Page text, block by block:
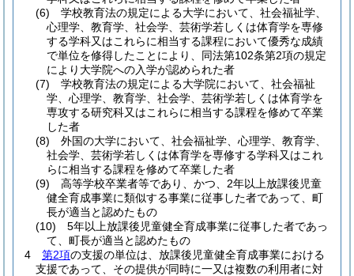
(6)
学校教育法の規定による大学において、社会福祉学、
心理学、教育学、社会学、芸術学若しくは体育学を専修
する学科又はこれらに相当する課程において優秀な成績
で単位を修得したことにより、同法第102条第2項の規定
により大学院への入学が認められた者
(7)
学校教育法の規定による大学院において、社会福祉
学、心理学、教育学、社会学、芸術学若しくは体育学を
専攻する研究科又はこれらに相当する課程を修めて卒業
した者
(8)
外国の大学において、社会福祉学、心理学、教育学、
社会学、芸術学若しくは体育学を専修する学科又はこれ
らに相当する課程を修めて卒業した者
(9)
高等学校卒業者等であり、かつ、2年以上放課後児童
健全育成事業に類似する事業に従事した者であって、町
長が適当と認めたもの
(10)
5年以上放課後児童健全育成事業に従事した者であっ
て、町長が適当と認めたもの
4
第2項の支援の単位は、放課後児童健全育成事業における
支援であって、その提供が同時に一又は複数の利用者に対